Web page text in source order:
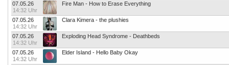
07.05.26
14:32 Uhr
Fire Man - How to Erase Everything
07.05.26
14:32 Uhr
Clara Kimera - the plushies
07.05.26
14:32 Uhr
Exploding Head Syndrome - Deathbeds
07.05.26
14:32 Uhr
Elder Island - Hello Baby Okay